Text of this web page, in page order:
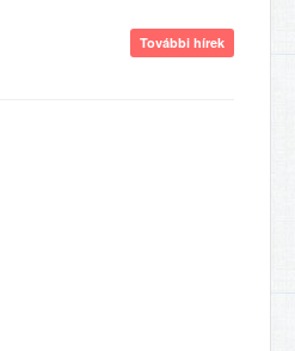
További hírek